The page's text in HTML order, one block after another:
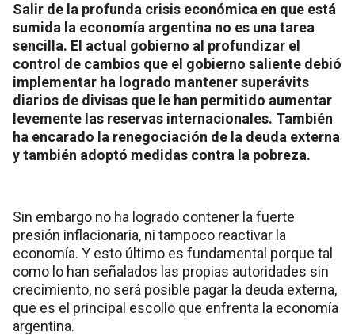
Salir de la profunda crisis económica en que está
sumida la economía argentina no es una tarea
sencilla. El actual gobierno al profundizar el
control de cambios que el gobierno saliente debió
implementar ha logrado mantener superávits
diarios de divisas que le han permitido aumentar
levemente las reservas internacionales. También
ha encarado la renegociación de la deuda externa
y también adoptó medidas contra la pobreza.
Sin embargo no ha logrado contener la fuerte
presión inflacionaria, ni tampoco reactivar la
economía. Y esto último es fundamental porque tal
como lo han señalados las propias autoridades sin
crecimiento, no será posible pagar la deuda externa,
que es el principal escollo que enfrenta la economía
argentina.